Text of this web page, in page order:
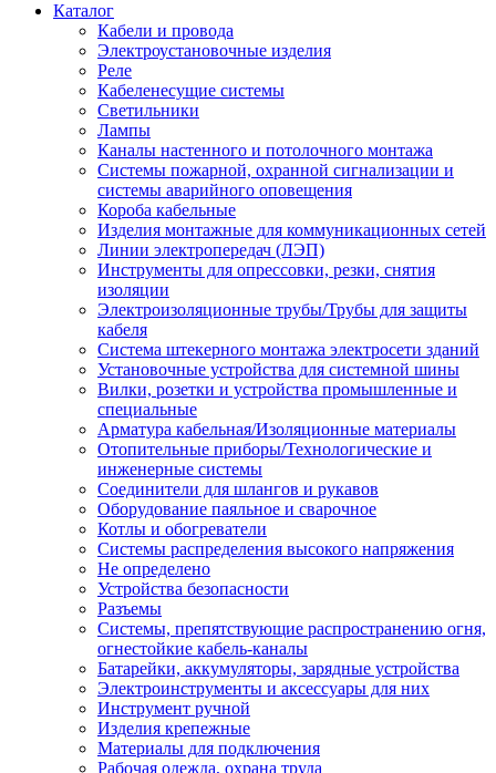
Каталог
Кабели и провода
Электроустановочные изделия
Реле
Кабеленесущие системы
Светильники
Лампы
Каналы настенного и потолочного монтажа
Системы пожарной, охранной сигнализации и
системы аварийного оповещения
Короба кабельные
Изделия монтажные для коммуникационных сетей
Линии электропередач (ЛЭП)
Инструменты для опрессовки, резки, снятия
изоляции
Электроизоляционные трубы/Трубы для защиты
кабеля
Система штекерного монтажа электросети зданий
Установочные устройства для системной шины
Вилки, розетки и устройства промышленные и
специальные
Арматура кабельная/Изоляционные материалы
Отопительные приборы/Технологические и
инженерные системы
Соединители для шлангов и рукавов
Оборудование паяльное и сварочное
Котлы и обогреватели
Системы распределения высокого напряжения
Не определено
Устройства безопасности
Разъемы
Системы, препятствующие распространению огня,
огнестойкие кабель-каналы
Батарейки, аккумуляторы, зарядные устройства
Электроинструменты и аксессуары для них
Инструмент ручной
Изделия крепежные
Материалы для подключения
Рабочая одежда, охрана труда